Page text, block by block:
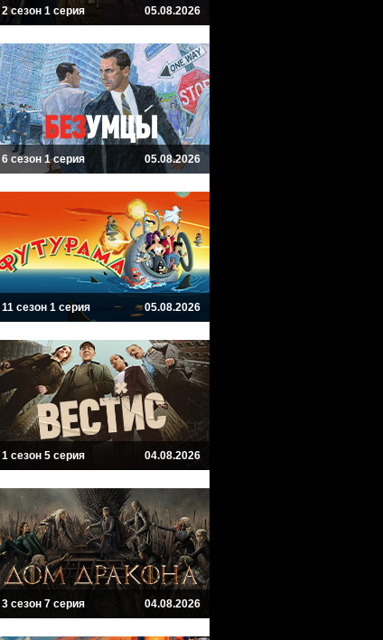
2 сезон 1 серия 05.08.2026
6 сезон 1 серия 05.08.2026
11 сезон 1 серия 05.08.2026
1 сезон 5 серия 04.08.2026
3 сезон 7 серия 04.08.2026